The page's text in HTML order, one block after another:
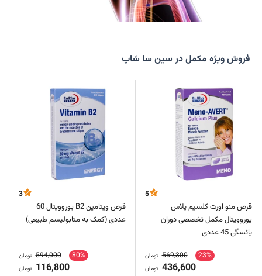
فروش ویژه مکمل در سین سا شاپ
5
قرص منو اورت کلسیم پلاس
یوروویتال مکمل تخصصی دوران
یائسگی 45 عددی
23%
569,300 تومان
436,600 تومان
3
قرص ویتامین B2 یوروویتال 60
عددی (کمک به متابولیسم طبیعی)
80%
594,000 تومان
116,800 تومان